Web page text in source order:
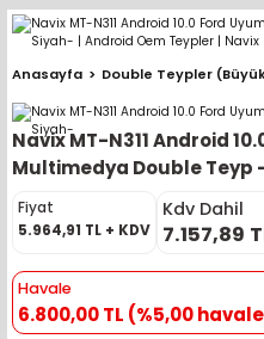
Geri Dön
Geri Dön
Teypler
Geri Dön
Geri Dön
Hoparlör Takımları
Takımları
Hoparlör Takımları
Hoparlör Takımları
Geri Dön
Geri Dön
Geri Dön
Geri Dön
İçinden Ekran Çıkan )
Geri Dön
Anasayfa Double Teypler
Navix MT-N311 Android
Multimedya Double Teyp
Fiyat
5.964,91 TL + KDV
Kdv Dahil
7.157,89
Havale
6.800,00 TL (%5,00